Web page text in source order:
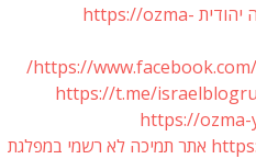
אתר תמיכה לא רשמי במפלגת אוזמה יהודית https://ozma-
https://ozma-yeudit.com/?lang=he אתר תמיכה לא רשמי במפלגת